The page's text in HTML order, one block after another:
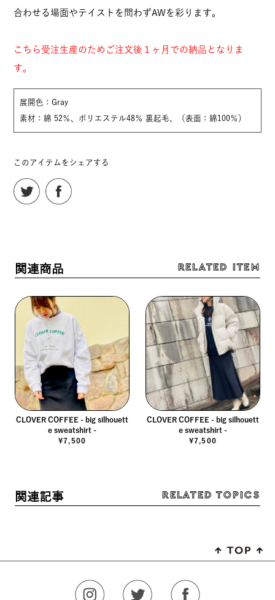
合わせる場面やテイストを問わずAWを彩ります。
こちら受注生産のためご注文後１ヶ月での納品となりま
す。
展開色：Gray
素材：綿 52％、ポリエステル48％ 裏起毛、（表面：綿100％）
このアイテムをシェアする
関連商品 RELATED ITEM
CLOVER COFFEE - big silhouett
e sweatshirt -
¥7,500
CLOVER COFFEE - big silhouett
e sweatshirt -
¥7,500
関連記事 RELATED TOPICS